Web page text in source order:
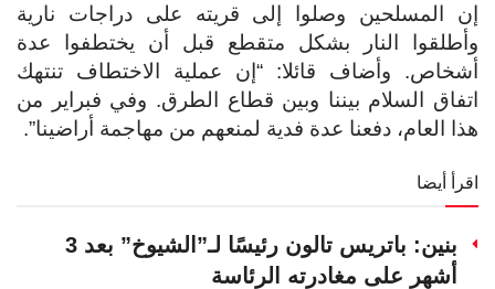
إن المسلحين وصلوا إلى قريته على دراجات نارية
وأطلقوا النار بشكل متقطع قبل أن يختطفوا عدة
أشخاص. وأضاف قائلا: “إن عملية الاختطاف تنتهك
اتفاق السلام بيننا وبين قطاع الطرق. وفي فبراير من
هذا العام، دفعنا عدة فدية لمنعهم من مهاجمة أراضينا”.
اقرأ أيضا
بنين: باتريس تالون رئيسًا لـ”الشيوخ” بعد 3
أشهر على مغادرته الرئاسة